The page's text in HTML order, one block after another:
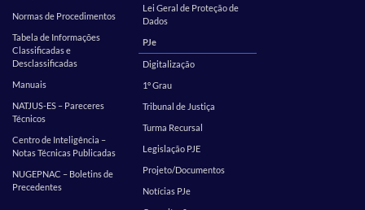
Normas de Procedimentos
Tabela de Informações
Classificadas e
Desclassificadas
Manuais
NATJUS-ES – Pareceres
Técnicos
Centro de Inteligência –
Notas Técnicas Publicadas
NUGEPNAC – Boletins de
Precedentes
Lei Geral de Proteção de
Dados
PJe
Digitalização
1º Grau
Tribunal de Justiça
Turma Recursal
Legislação PJE
Projeto/Documentos
Notícias PJe